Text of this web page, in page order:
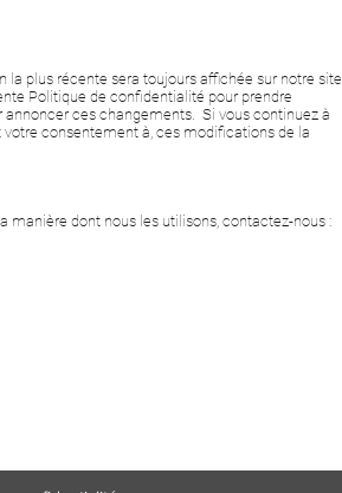
plus récente sera toujours affichée sur notre site
Politique de confidentialité pour prendre
ces changements. Si vous continuez à
consentement à, ces modifications de la
manière dont nous les utilisons, contactez-nous :